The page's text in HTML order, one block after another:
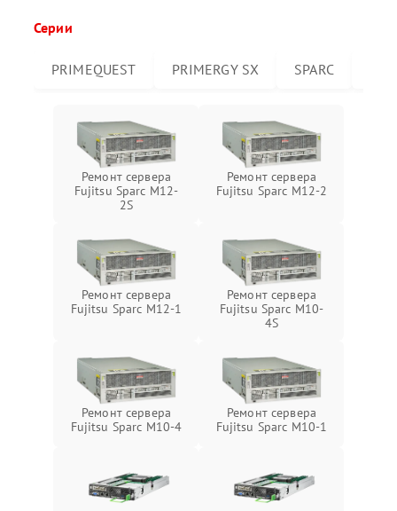
Серии
PRIMEQUEST PRIMERGY SX SPARC
Ремонт сервера
Fujitsu Sparc M12-
2S
Ремонт сервера
Fujitsu Sparc M12-2
Ремонт сервера
Fujitsu Sparc M12-1
Ремонт сервера
Fujitsu Sparc M10-
4S
Ремонт сервера
Fujitsu Sparc M10-4
Ремонт сервера
Fujitsu Sparc M10-1